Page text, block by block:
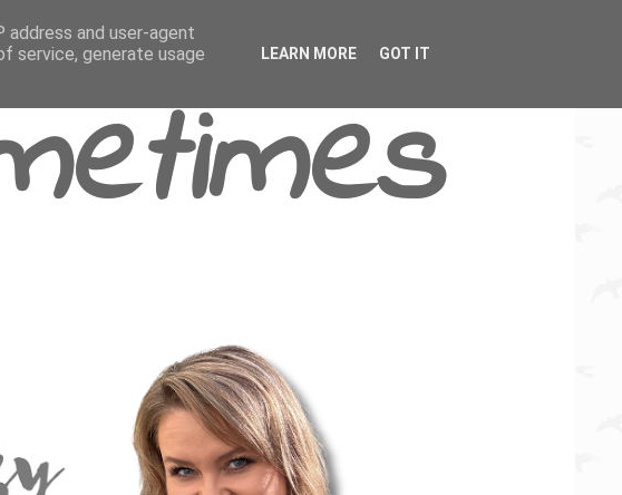
and user-agent
service, generate usage
LEARN MORE GOT IT